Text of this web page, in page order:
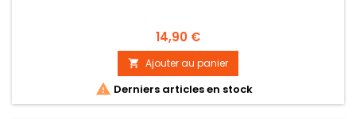
Prix
14,90 €
 Ajouter au panier
 Derniers articles en stock